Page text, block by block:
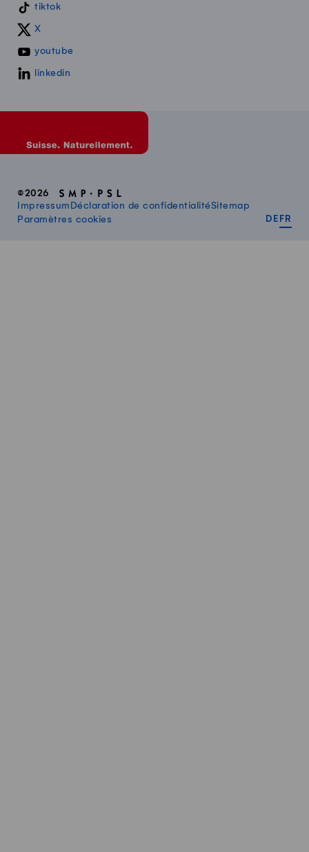
tiktok
X
youtube
linkedin
©2026
Impressum Déclaration de confidentialitéSitemap
Paramètres cookies
DE FR